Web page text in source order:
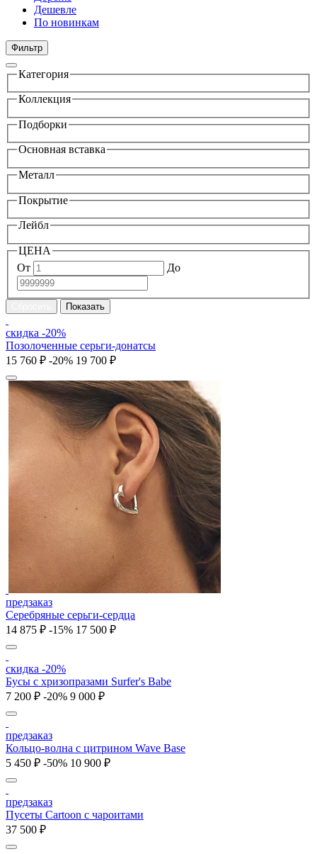
Дешевле
По новинкам
Фильтр
Категория
Коллекция
Подборки
Основная вставка
Металл
Покрытие
Лейбл
ЦЕНА
От
До
скидка -20%
Позолоченные серьги-донатсы
15 760 ₽ -20% 19 700 ₽
предзаказ
Серебряные серьги-сердца
14 875 ₽ -15% 17 500 ₽
скидка -20%
Бусы с хризопразами Surfer's Babe
7 200 ₽ -20% 9 000 ₽
предзаказ
Кольцо-волна с цитрином Wave Base
5 450 ₽ -50% 10 900 ₽
предзаказ
Пусеты Cartoon с чароитами
37 500 ₽